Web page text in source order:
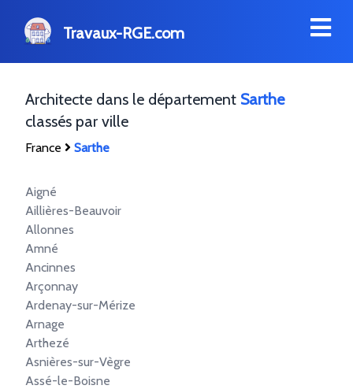
Travaux-RGE.com
Architecte dans le département Sarthe
classés par ville
France Sarthe
Aigné
Aillières-Beauvoir
Allonnes
Amné
Ancinnes
Arçonnay
Ardenay-sur-Mérize
Arnage
Arthezé
Asnières-sur-Vègre
Assé-le-Boisne